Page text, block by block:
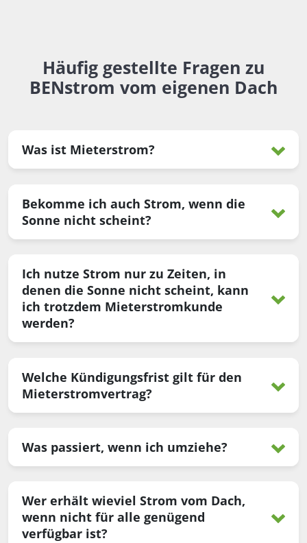
Häufig gestellte Fragen zu
BENstrom vom eigenen Dach
Was ist Mieterstrom?
Bekomme ich auch Strom, wenn die
Sonne nicht scheint?
Ich nutze Strom nur zu Zeiten, in
denen die Sonne nicht scheint, kann
ich trotzdem Mieterstromkunde
werden?
Welche Kündigungsfrist gilt für den
Mieterstromvertrag?
Was passiert, wenn ich umziehe?
Wer erhält wieviel Strom vom Dach,
wenn nicht für alle genügend
verfügbar ist?